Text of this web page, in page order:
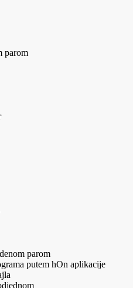
parom
parom
putem hOn aplikacije